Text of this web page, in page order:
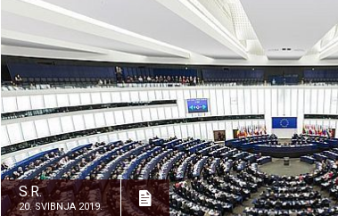
S.R.
20. SVIBNJA 2019.